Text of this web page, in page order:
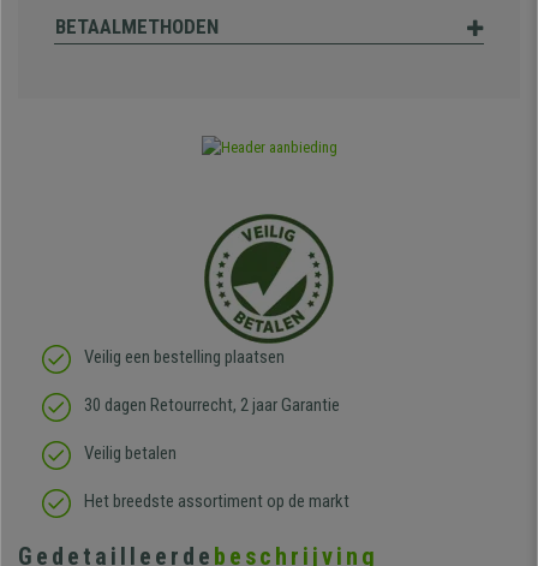
BETAALMETHODEN
Veilig een bestelling plaatsen
30 dagen Retourrecht, 2 jaar Garantie
Veilig betalen
Het breedste assortiment op de markt
Gedetailleerde beschrijving